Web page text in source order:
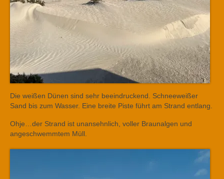
Die weißen Dünen sind sehr beeindruckend. Schneeweißer
Sand bis zum Wasser. Eine breite Piste führt am Strand entlang.
Ohje…der Strand ist unansehnlich, voller Braunalgen und
angeschwemmtem Müll.